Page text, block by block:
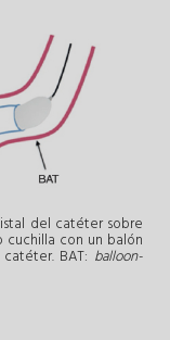
del catéter sobre
con un balón
BAT: balloon-